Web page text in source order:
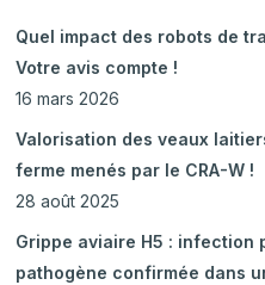
Quel impact des robots de
Votre avis compte !
16 mars 2026
Valorisation des veaux
ferme menés par le CRA-W !
28 août 2025
Grippe aviaire H5 : infection
pathogène confirmée dans